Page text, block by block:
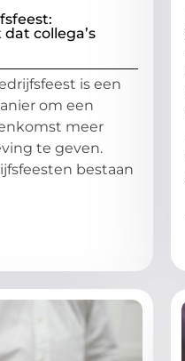
collega’s
is een
om een
meer
te geven.
bestaan